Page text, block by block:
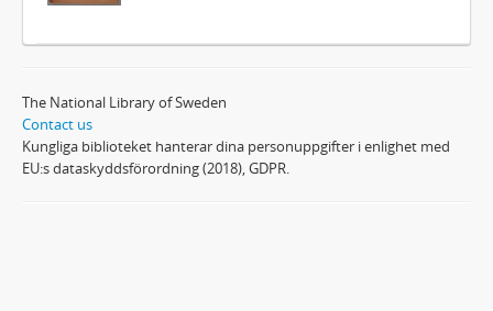
The National Library of Sweden
Contact us
Kungliga biblioteket hanterar dina personuppgifter i enlighet med
EU:s dataskyddsförordning (2018), GDPR.